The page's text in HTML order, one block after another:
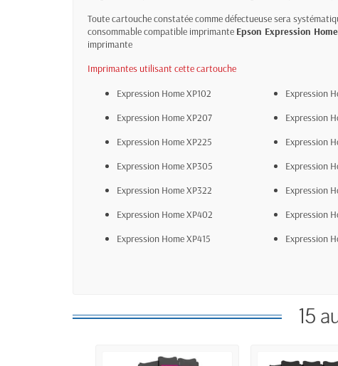
Toute cartouche constatée comme défectueuse sera
consommable compatible imprimante Epson Expression
imprimante
Imprimantes utilisant cette cartouche
Expression Home XP102
Expression Home XP207
Expression Home XP225
Expression Home XP305
Expression Home XP322
Expression Home XP402
Expression Home XP415
Expression
Expression
Expression
Expression
Expression
Expression
Expression
15